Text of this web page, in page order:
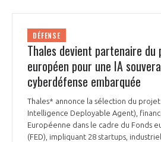
DÉFENSE
Thales devient partenaire
européen pour une IA
cyberdéfense embarquée
Thales* annonce la sélection du projet
Intelligence Deployable Agent),
Européenne dans le cadre du Fonds
(FED), impliquant 28 startups,